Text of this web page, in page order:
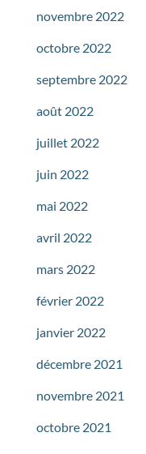
novembre 2022
octobre 2022
septembre 2022
août 2022
juillet 2022
juin 2022
mai 2022
avril 2022
mars 2022
février 2022
janvier 2022
décembre 2021
novembre 2021
octobre 2021